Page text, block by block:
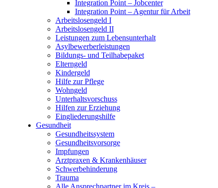
Integration Point – Jobcenter
Integration Point – Agentur für Arbeit
Arbeitslosengeld I
Arbeitslosengeld II
Leistungen zum Lebensunterhalt
Asylbewerberleistungen
Bildungs- und Teilhabepaket
Elterngeld
Kindergeld
Hilfe zur Pflege
Wohngeld
Unterhaltsvorschuss
Hilfen zur Erziehung
Eingliederungshilfe
Gesundheit
Gesundheitssystem
Gesundheitsvorsorge
Impfungen
Arztpraxen & Krankenhäuser
Schwerbehinderung
Trauma
Alle Ansprechpartner im Kreis –